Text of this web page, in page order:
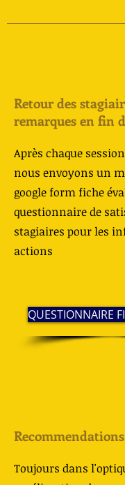
Retour des
remarques en fin
Après chaque
nous envoyons un
google form fiche
questionnaire de
stagiaires pour les
actions
QUESTIONNAIRE
Toujours dans